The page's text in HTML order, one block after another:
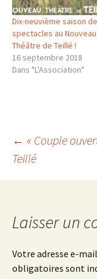
Dix-neuvième saison de
spectacles au Nouveau
Théâtre de Teillé !
16 septembre 2018
Dans "L'Association"
des
← « Couple
Teillé
Laisser un
Votre adresse e-
obligatoires sont